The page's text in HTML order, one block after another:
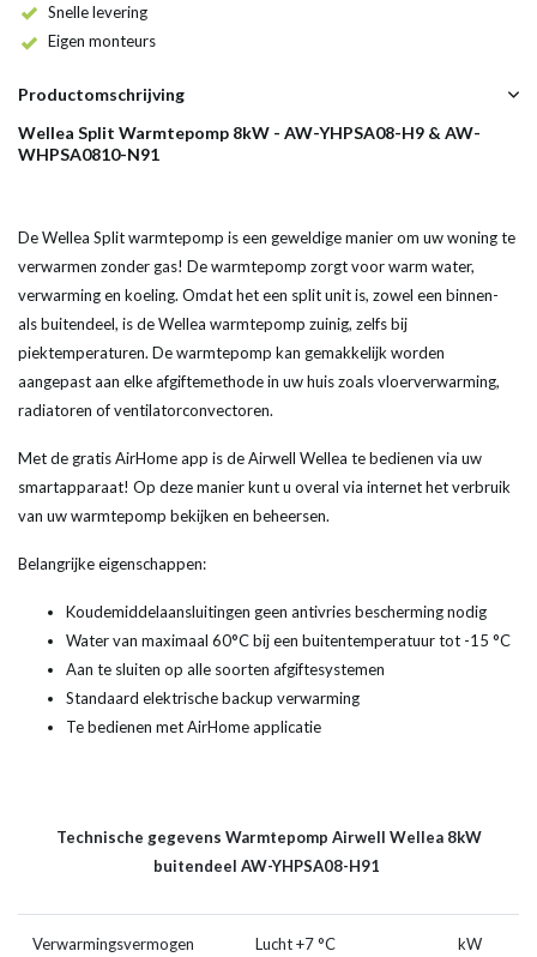
Snelle levering
Eigen monteurs
Productomschrijving
Wellea Split Warmtepomp 8kW - AW-YHPSA08-H9 & AW-
WHPSA0810-N91
De Wellea Split warmtepomp is een geweldige manier om uw woning te
verwarmen zonder gas! De warmtepomp zorgt voor warm water,
verwarming en koeling. Omdat het een split unit is, zowel een binnen-
als buitendeel, is de Wellea warmtepomp zuinig, zelfs bij
piektemperaturen. De warmtepomp kan gemakkelijk worden
aangepast aan elke afgiftemethode in uw huis zoals vloerverwarming,
radiatoren of ventilatorconvectoren.
Met de gratis AirHome app is de Airwell Wellea te bedienen via uw
smartapparaat! Op deze manier kunt u overal via internet het verbruik
van uw warmtepomp bekijken en beheersen.
Belangrijke eigenschappen:
Koudemiddelaansluitingen geen antivries bescherming nodig
Water van maximaal 60°C bij een buitentemperatuur tot -15 °C
Aan te sluiten op alle soorten afgiftesystemen
Standaard elektrische backup verwarming
Te bedienen met AirHome applicatie
Technische gegevens Warmtepomp Airwell Wellea 8kW
buitendeel AW-YHPSA08-H91
Verwarmingsvermogen
Lucht +7 °C
kW